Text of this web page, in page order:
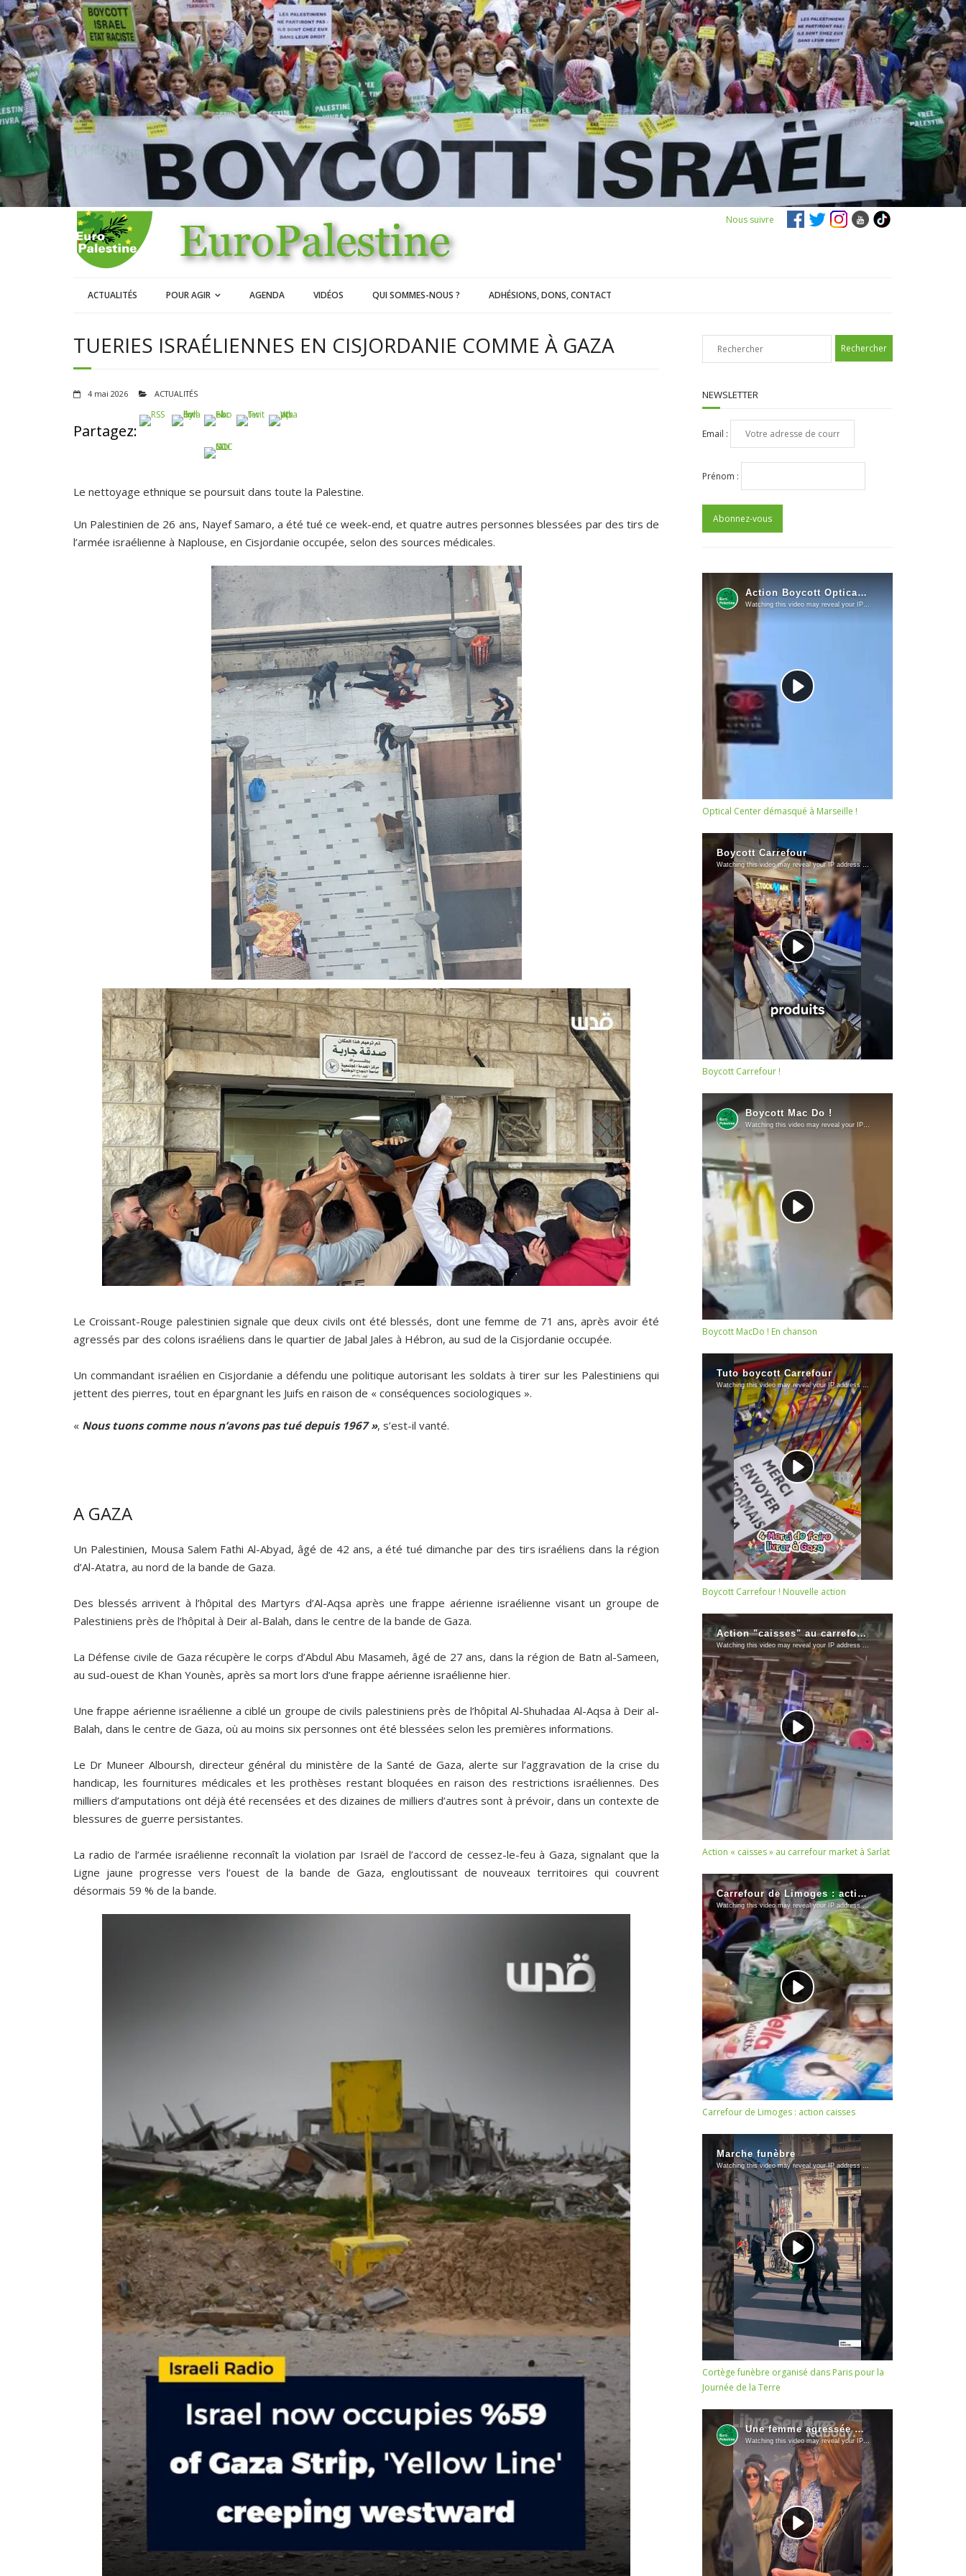
Nous suivre
ACTUALITÉS POUR AGIR AGENDA VIDÉOS QUI SOMMES-NOUS ? ADHÉSIONS, DONS, CONTACT
TUERIES ISRAÉLIENNES EN CISJORDANIE COMME À GAZA
4 mai 2026 ACTUALITÉS
Partagez:
Le nettoyage ethnique se poursuit dans toute la Palestine.
Un Palestinien de 26 ans, Nayef Samaro, a été tué ce week-end, et quatre autres personnes blessées par des tirs de
l’armée israélienne à Naplouse, en Cisjordanie occupée, selon des sources médicales.
Le Croissant-Rouge palestinien signale que deux civils ont été blessés, dont une femme de 71 ans, après avoir été
agressés par des colons israéliens dans le quartier de Jabal Jales à Hébron, au sud de la Cisjordanie occupée.
Un commandant israélien en Cisjordanie a défendu une politique autorisant les soldats à tirer sur les Palestiniens qui
jettent des pierres, tout en épargnant les Juifs en raison de « conséquences sociologiques ».
« Nous tuons comme nous n’avons pas tué depuis 1967 », s’est-il vanté.
A GAZA
Un Palestinien, Mousa Salem Fathi Al-Abyad, âgé de 42 ans, a été tué dimanche par des tirs israéliens dans la région
d’Al-Atatra, au nord de la bande de Gaza.
Des blessés arrivent à l’hôpital des Martyrs d’Al-Aqsa après une frappe aérienne israélienne visant un groupe de
Palestiniens près de l’hôpital à Deir al-Balah, dans le centre de la bande de Gaza.
La Défense civile de Gaza récupère le corps d’Abdul Abu Masameh, âgé de 27 ans, dans la région de Batn al-Sameen,
au sud-ouest de Khan Younès, après sa mort lors d’une frappe aérienne israélienne hier.
Une frappe aérienne israélienne a ciblé un groupe de civils palestiniens près de l’hôpital Al-Shuhadaa Al-Aqsa à Deir al-
Balah, dans le centre de Gaza, où au moins six personnes ont été blessées selon les premières informations.
Le Dr Muneer Alboursh, directeur général du ministère de la Santé de Gaza, alerte sur l’aggravation de la crise du
handicap, les fournitures médicales et les prothèses restant bloquées en raison des restrictions israéliennes. Des
milliers d’amputations ont déjà été recensées et des dizaines de milliers d’autres sont à prévoir, dans un contexte de
blessures de guerre persistantes.
La radio de l’armée israélienne reconnaît la violation par Israël de l’accord de cessez-le-feu à Gaza, signalant que la
Ligne jaune progresse vers l’ouest de la bande de Gaza, engloutissant de nouveaux territoires qui couvrent
désormais 59 % de la bande.
NEWSLETTER
Email :
Prénom :
Optical Center démasqué à Marseille !
Boycott Carrefour !
Boycott MacDo ! En chanson
Boycott Carrefour ! Nouvelle action
Action « caisses » au carrefour market à Sarlat
Carrefour de Limoges : action caisses
Cortège funèbre organisé dans Paris pour la
Journée de la Terre